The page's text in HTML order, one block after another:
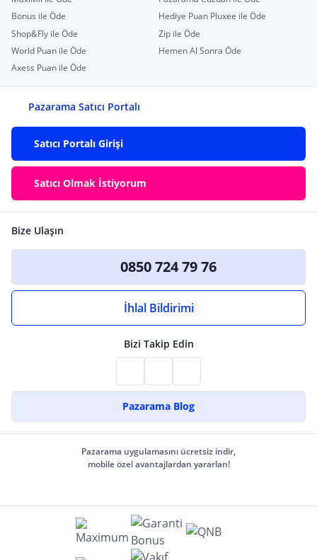
Bonus ile Öde
Hediye Puan Pluxee ile Öde
Shop&Fly ile Öde
Zip ile Öde
World Puan ile Öde
Hemen Al Sonra Öde
Axess Puan ile Öde
Pazarama Satıcı Portalı
Satıcı Portalı Girişi
Satıcı Olmak İstiyorum
Bize Ulaşın
0850 724 79 76
İhlal Bildirimi
Bizi Takip Edin
Pazarama Blog
Pazarama uygulamasını ücretsiz indir,
mobile özel avantajlardan yararlan!